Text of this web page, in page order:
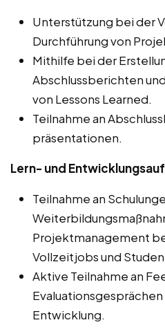
Unterstützung bei der
Durchführung von
Mithilfe bei der
Abschlussberichten
von Lessons Learned.
Teilnahme an
präsentationen.
Lern- und
Teilnahme an
Projektmanagement
Vollzeitjobs und
Aktive Teilnahme an
Entwicklung.